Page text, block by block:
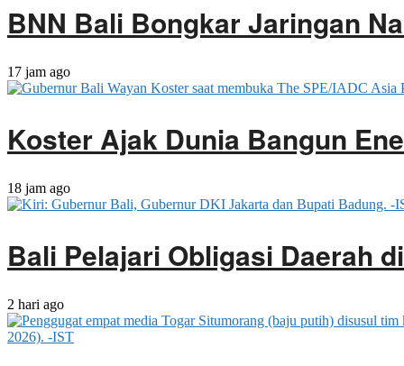
BNN Bali Bongkar Jaringan
17 jam ago
Koster Ajak Dunia Bangun
18 jam ago
Bali Pelajari Obligasi Daerah
2 hari ago